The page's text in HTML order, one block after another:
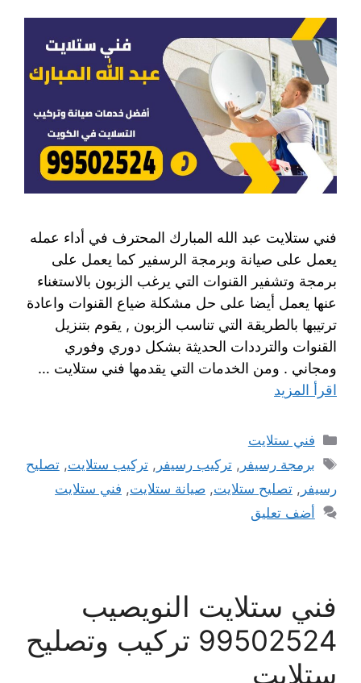
فني ستلايت عبد الله المبارك المحترف في أداء عمله
يعمل على صيانة وبرمجة الرسفير كما يعمل على
برمجة وتشفير القنوات التي يرغب الزبون بالاستغناء
عنها يعمل أيضا على حل مشكلة ضياع القنوات واعادة
ترتيبها بالطريقة التي تناسب الزبون , يقوم بتنزيل
القنوات والترددات الحديثة بشكل دوري وفوري
ومجاني . ومن الخدمات التي يقدمها فني ستلايت …
اقرأ المزيد
فني ستلايت
برمجة رسيفر ,تركيب رسيفر ,تركيب ستلايت,تصليح
رسيفر , تصليح ستلايت, صيانة ستلايت, فني ستلايت
أضف تعليق
فني ستلايت النويصيب
99502524 تركيب وتصليح
ستلايت